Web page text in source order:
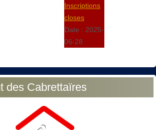
Inscriptions
closes
Date : 2025-
06-28
des Cabrettaïres